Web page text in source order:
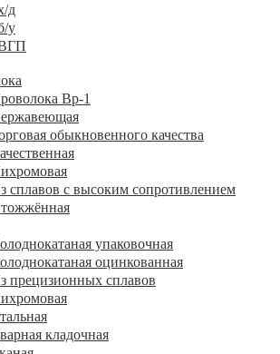
д
у
Вр-1
обыкновенного качества
сплавов с высоким сопротивлением
упаковочная
оцинкованная
прецизионных сплавов
кладочная